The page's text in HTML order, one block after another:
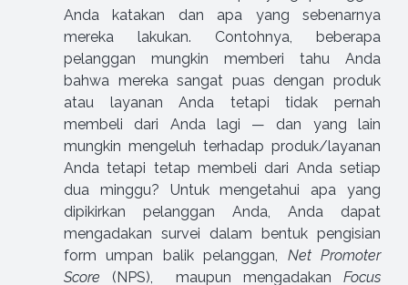
Anda katakan dan apa yang sebenarnya
mereka lakukan. Contohnya, beberapa
pelanggan mungkin memberi tahu Anda
bahwa mereka sangat puas dengan produk
atau layanan Anda tetapi tidak pernah
membeli dari Anda lagi — dan yang lain
mungkin mengeluh terhadap produk/layanan
Anda tetapi tetap membeli dari Anda setiap
dua minggu? Untuk mengetahui apa yang
dipikirkan pelanggan Anda, Anda dapat
mengadakan survei dalam bentuk pengisian
form umpan balik pelanggan, Net Promoter
Score (NPS), maupun mengadakan Focus